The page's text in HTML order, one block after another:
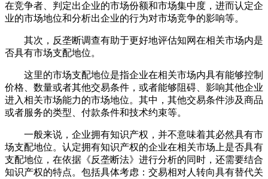
在竞争者、判定出企业的市场份额和市场集中度，进而认定企
业的市场地位和分析出企业的行为对市场竞争的影响等。
其次，反垄断调查有助于更好地评估知网在相关市场内是
否具有市场支配地位。
这里的市场支配地位是指企业在相关市场内具有能够控制
价格、数量或者其他交易条件，或者能够阻碍、影响其他企业
进入相关市场能力的市场地位。其中，其他交易条件涉及商品
或者服务的类型、付款条件和技术约束等。
一般来说，企业拥有知识产权，并不意味着其必然具有市
场支配地位。认定拥有知识产权的企业在相关市场上是否具有
支配地位，在依据《反垄断法》进行分析的同时，还需要结合
知识产权的特点。包括具体考虑：交易相对人转向具有替代关